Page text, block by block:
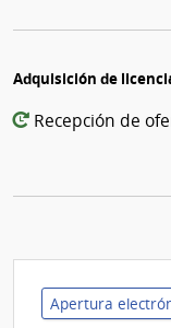
Adquisición de
Recepción de
Apertura